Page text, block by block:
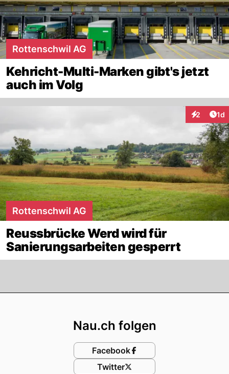
Rottenschwil AG
Kehricht-Multi-Marken gibt's jetzt
auch im Volg
2 1d
Rottenschwil AG
Reussbrücke Werd wird für
Sanierungsarbeiten gesperrt
Nau.ch folgen
Facebook
Twitter